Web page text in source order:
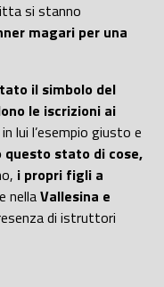
si stanno
magari per una
il simbolo del
le iscrizioni ai
lui l’esempio giusto e
questo stato di cose,
i propri figli a
nellaVallesina e
di istruttori